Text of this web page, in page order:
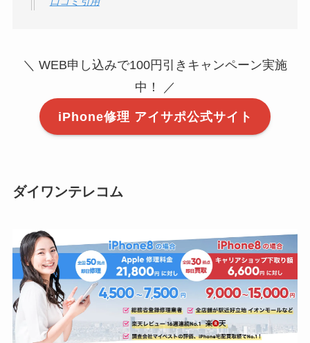
＼ WEB申し込みで100円引きキャンペーン実施
中！ ／
iPhone修理 アイサポ公式サイト
ダイワンテレコム